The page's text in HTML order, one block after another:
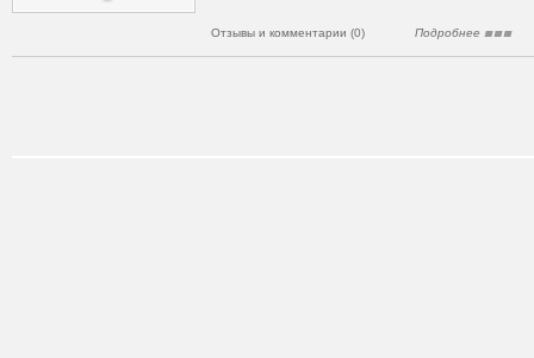
Отзывы и комментарии (0) Подробнее